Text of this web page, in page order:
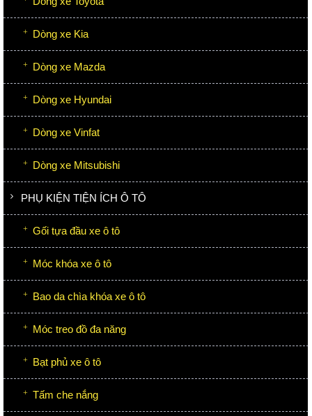
Dòng xe Kia
Dòng xe Mazda
Dòng xe Hyundai
Dòng xe Vinfat
Dòng xe Mitsubishi
PHỤ KIỆN TIỆN ÍCH Ô TÔ
Gối tựa đầu xe ô tô
Móc khóa xe ô tô
Bao da chìa khóa xe ô tô
Móc treo đồ đa năng
Bạt phủ xe ô tô
Tấm che nắng